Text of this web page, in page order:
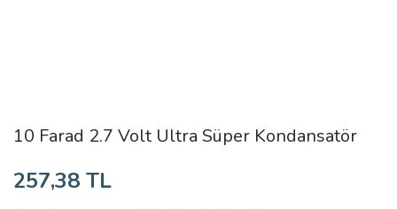
10 Farad 2.7 Volt Ultra Süper Kondansatör
257,38 TL